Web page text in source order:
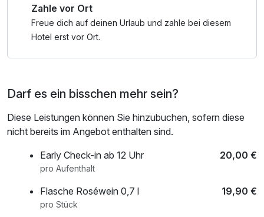
Zahle vor Ort
Freue dich auf deinen Urlaub und zahle bei diesem
Hotel erst vor Ort.
Darf es ein bisschen mehr sein?
Diese Leistungen können Sie hinzubuchen, sofern diese
nicht bereits im Angebot enthalten sind.
Early Check-in ab 12 Uhr
20,00 €
pro Aufenthalt
Flasche Roséwein 0,7 l 19,90 €
pro Stück